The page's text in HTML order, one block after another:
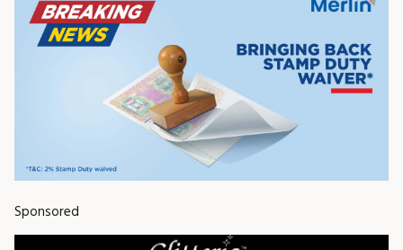
Sponsored